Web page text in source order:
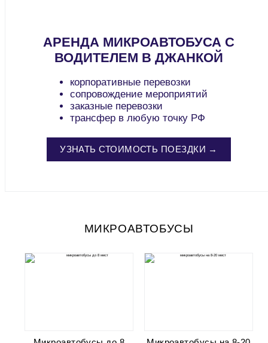
АРЕНДА МИКРОАВТОБУСА С
ВОДИТЕЛЕМ В ДЖАНКОЙ
корпоративные перевозки
сопровождение мероприятий
заказные перевозки
трансфер в любую точку РФ
УЗНАТЬ СТОИМОСТЬ ПОЕЗДКИ →
МИКРОАВТОБУСЫ